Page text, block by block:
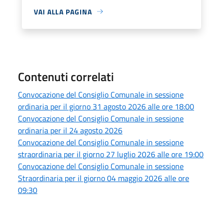
VAI ALLA PAGINA
Contenuti correlati
Convocazione del Consiglio Comunale in sessione
ordinaria per il giorno 31 agosto 2026 alle ore 18:00
Convocazione del Consiglio Comunale in sessione
ordinaria per il 24 agosto 2026
Convocazione del Consiglio Comunale in sessione
straordinaria per il giorno 27 luglio 2026 alle ore 19:00
Convocazione del Consiglio Comunale in sessione
Straordinaria per il giorno 04 maggio 2026 alle ore
09:30